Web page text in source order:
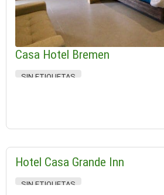
Casa Hotel Bremen
SIN ETIQUETAS
Hotel Casa Grande Inn
SIN ETIQUETAS